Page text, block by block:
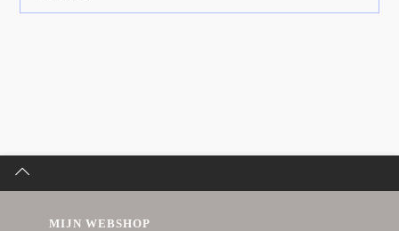
MIJN WEBSHOP